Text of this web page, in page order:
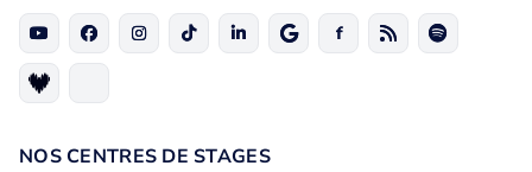
NOS CENTRES DE STAGES